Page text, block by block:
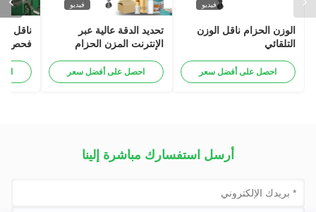
فيديو
الوزن الحزام ناقل الوزن
التلقائي
احصل على أفضل سعر
فيديو
تحديد الدقة عالية عبر
الإنترنت المزن الحزام
للوجبات الغذائية
احصل على أفضل سعر
ناقل
فحص
لقطاع
أرسل استفسارك مباشرة إلينا